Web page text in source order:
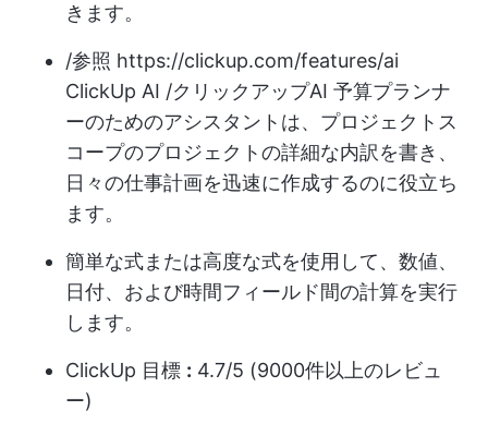
きます。
/参照 https://clickup.com/features/ai
ClickUp AI /クリックアップAI 予算プランナ
ーのためのアシスタントは、プロジェクトス
コープのプロジェクトの詳細な内訳を書き、
日々の仕事計画を迅速に作成するのに役立ち
ます。
簡単な式または高度な式を使用して、数値、
日付、および時間フィールド間の計算を実行
します。
ClickUp 目標 : 4.7/5 (9000件以上のレビュ
ー)